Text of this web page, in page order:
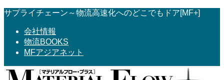
コ
へ
ス
ナ
ョ
ン
サプライチェーン～物流高速化へのどこでもドア[MF+]
会社情報
物流BOOKS
MFアジアネット